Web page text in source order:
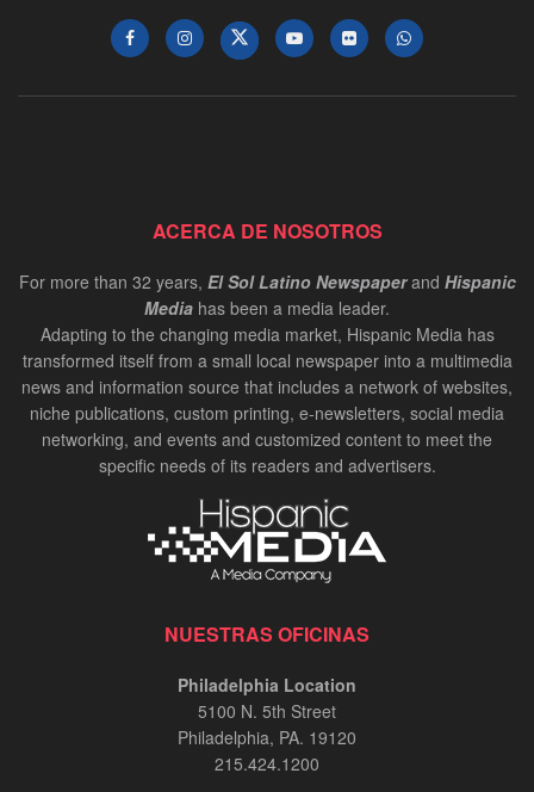
ACERCA DE NOSOTROS
For more than 32 years, El Sol Latino Newspaperand Hispanic
Media has been a media leader.
Adapting to the changing media market, Hispanic Media has
transformed itself from a small local newspaper into a multimedia
news and information source that includes a network of websites,
niche publications, custom printing, e-newsletters, social media
networking, and events and customized content to meet the
specific needs of its readers and advertisers.
NUESTRAS OFICINAS
Philadelphia Location
5100 N. 5th Street
Philadelphia, PA. 19120
215.424.1200